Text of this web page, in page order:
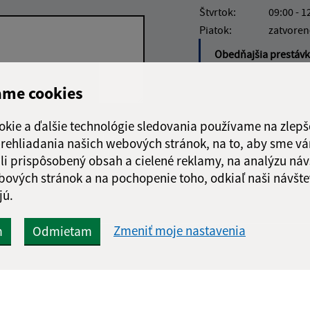
cookies
a ďalšie technológie sledovania používame na
našich webových stránok, na to, aby sme
prispôsobený obsah a cielené reklamy, na analýzu
stránok a na pochopenie toho, odkiaľ naši
Odmietam Zmeniť moje nastavenia
Google reCaptcha Response
Odoslať
správu
Štvrtok:
09:00 -
Piatok:
Obedňajšia
5.8.-